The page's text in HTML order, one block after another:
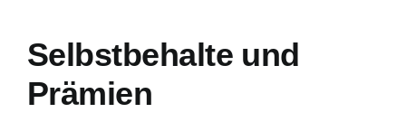
Selbstbehalte und
Prämien